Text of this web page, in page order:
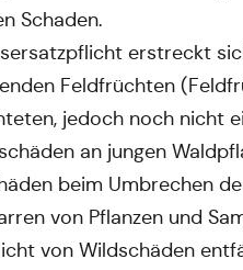
Schaden.
erstreckt
Feldfrüchten
jedoch noch nicht
an jungen
beim Umbrechen
von Pflanzen und
von Wildschäden